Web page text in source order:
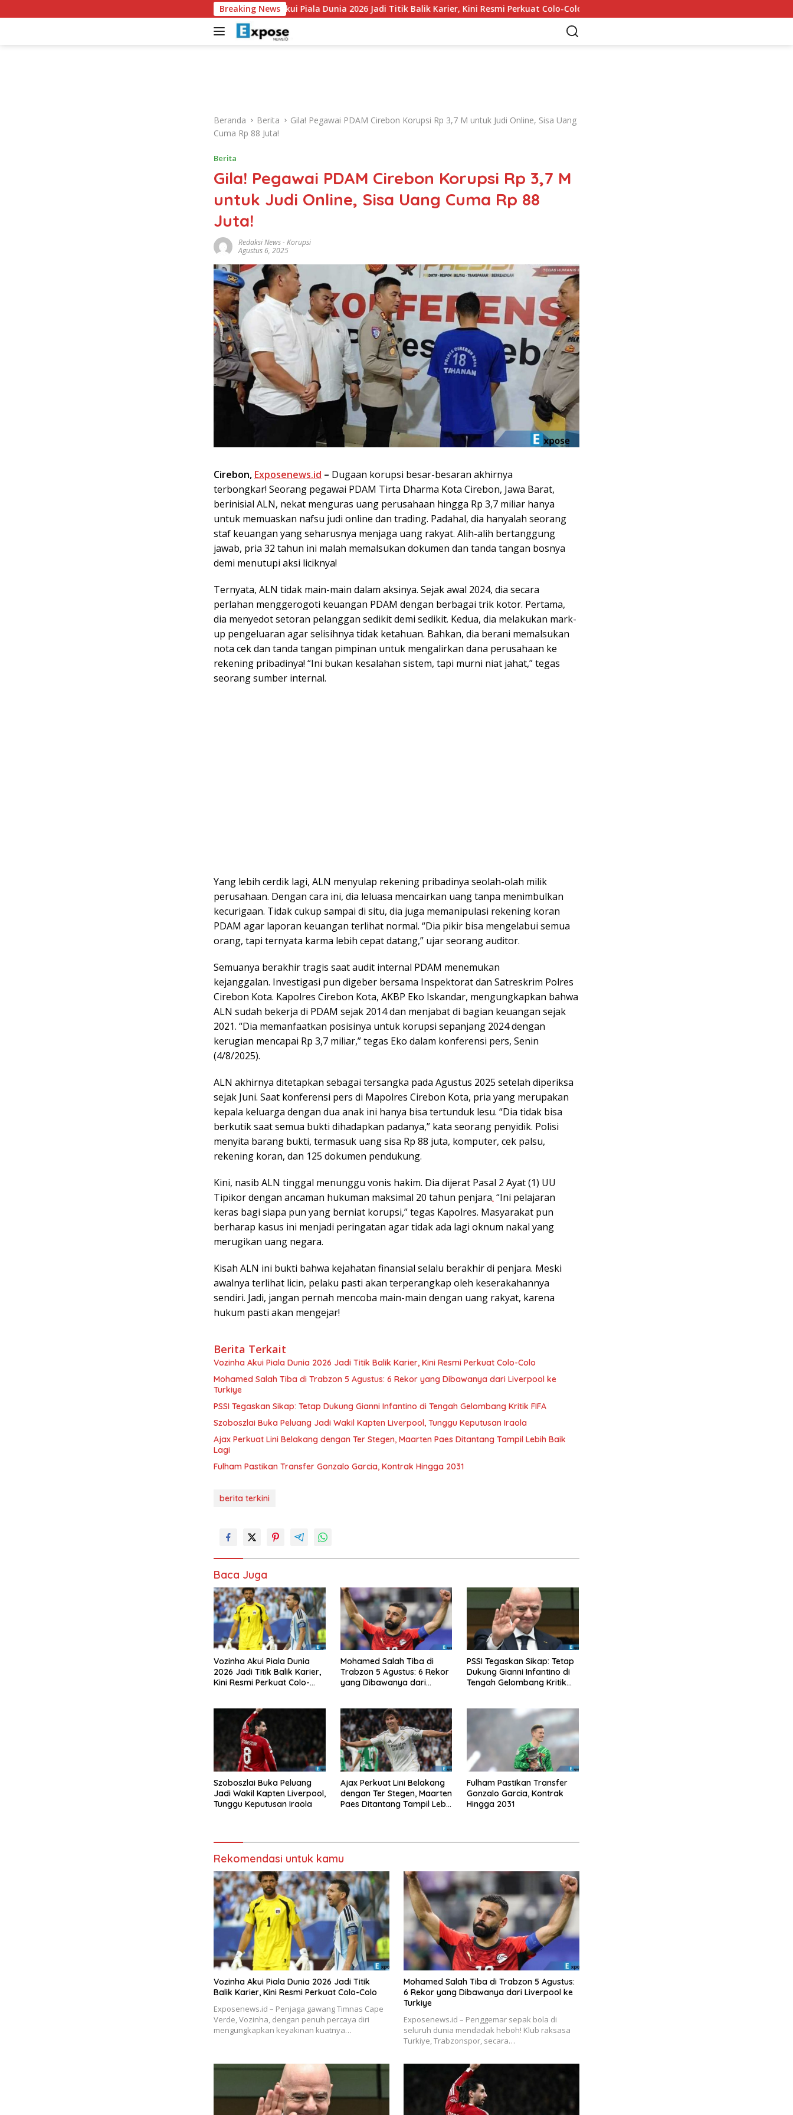
a
Breaking News
Vozinha Akui Piala Dunia 2026 Jadi Titik Balik Karier, Kini Resmi Perkuat Colo-Colo Mohamed Salah Tiba di Trabzon 5 Agustus: 6 Rekor yang
Beranda Berita
Gila! Pegawai PDAM Cirebon Korupsi Rp 3,7 M untuk Judi Online, Sisa Uang
Cuma Rp 88 Juta!
Berita
Gila! Pegawai PDAM Cirebon Korupsi Rp 3,7 M
untuk Judi Online, Sisa Uang Cuma Rp 88
Juta!
Redaksi News-Korupsi
Agustus 6, 2025
Cirebon, Exposenews.id – Dugaan korupsi besar-besaran akhirnya
terbongkar! Seorang pegawai PDAM Tirta Dharma Kota Cirebon, Jawa Barat,
berinisial ALN, nekat menguras uang perusahaan hingga Rp 3,7 miliar hanya
untuk memuaskan nafsu judi online dan trading. Padahal, dia hanyalah seorang
staf keuangan yang seharusnya menjaga uang rakyat. Alih-alih bertanggung
jawab, pria 32 tahun ini malah memalsukan dokumen dan tanda tangan bosnya
demi menutupi aksi liciknya!
Ternyata, ALN tidak main-main dalam aksinya. Sejak awal 2024, dia secara
perlahan menggerogoti keuangan PDAM dengan berbagai trik kotor. Pertama,
dia menyedot setoran pelanggan sedikit demi sedikit. Kedua, dia melakukan mark-
up pengeluaran agar selisihnya tidak ketahuan. Bahkan, dia berani memalsukan
nota cek dan tanda tangan pimpinan untuk mengalirkan dana perusahaan ke
rekening pribadinya! “Ini bukan kesalahan sistem, tapi murni niat jahat,” tegas
seorang sumber internal.
Yang lebih cerdik lagi, ALN menyulap rekening pribadinya seolah-olah milik
perusahaan. Dengan cara ini, dia leluasa mencairkan uang tanpa menimbulkan
kecurigaan. Tidak cukup sampai di situ, dia juga memanipulasi rekening koran
PDAM agar laporan keuangan terlihat normal. “Dia pikir bisa mengelabui semua
orang, tapi ternyata karma lebih cepat datang,” ujar seorang auditor.
Semuanya berakhir tragis saat audit internal PDAM menemukan
kejanggalan. Investigasi pun digeber bersama Inspektorat dan Satreskrim Polres
Cirebon Kota. Kapolres Cirebon Kota, AKBP Eko Iskandar, mengungkapkan bahwa
ALN sudah bekerja di PDAM sejak 2014 dan menjabat di bagian keuangan sejak
2021. “Dia memanfaatkan posisinya untuk korupsi sepanjang 2024 dengan
kerugian mencapai Rp 3,7 miliar,” tegas Eko dalam konferensi pers, Senin
(4/8/2025).
ALN akhirnya ditetapkan sebagai tersangka pada Agustus 2025 setelah diperiksa
sejak Juni. Saat konferensi pers di Mapolres Cirebon Kota, pria yang merupakan
kepala keluarga dengan dua anak ini hanya bisa tertunduk lesu. “Dia tidak bisa
berkutik saat semua bukti dihadapkan padanya,” kata seorang penyidik. Polisi
menyita barang bukti, termasuk uang sisa Rp 88 juta, komputer, cek palsu,
rekening koran, dan 125 dokumen pendukung.
Kini, nasib ALN tinggal menunggu vonis hakim. Dia dijerat Pasal 2 Ayat (1) UU
Tipikor dengan ancaman hukuman maksimal 20 tahun penjara. “Ini pelajaran
keras bagi siapa pun yang berniat korupsi,” tegas Kapolres. Masyarakat pun
berharap kasus ini menjadi peringatan agar tidak ada lagi oknum nakal yang
merugikan uang negara.
Kisah ALN ini bukti bahwa kejahatan finansial selalu berakhir di penjara. Meski
awalnya terlihat licin, pelaku pasti akan terperangkap oleh keserakahannya
sendiri. Jadi, jangan pernah mencoba main-main dengan uang rakyat, karena
hukum pasti akan mengejar!
Berita Terkait
Vozinha Akui Piala Dunia 2026 Jadi Titik Balik Karier, Kini Resmi Perkuat Colo-Colo
Mohamed Salah Tiba di Trabzon 5 Agustus: 6 Rekor yang Dibawanya dari Liverpool ke
Turkiye
PSSI Tegaskan Sikap: Tetap Dukung Gianni Infantino di Tengah Gelombang Kritik FIFA
Szoboszlai Buka Peluang Jadi Wakil Kapten Liverpool, Tunggu Keputusan Iraola
Ajax Perkuat Lini Belakang dengan Ter Stegen, Maarten Paes Ditantang Tampil Lebih Baik
Lagi
Fulham Pastikan Transfer Gonzalo Garcia, Kontrak Hingga 2031
berita terkini
Baca Juga
Vozinha Akui Piala Dunia
2026 Jadi Titik Balik Karier,
Kini Resmi Perkuat Colo-
Mohamed Salah Tiba di
Trabzon 5 Agustus: 6 Rekor
yang Dibawanya dari
PSSI Tegaskan Sikap: Tetap
Dukung Gianni Infantino di
Tengah Gelombang Kritik
Szoboszlai Buka Peluang
Jadi Wakil Kapten Liverpool,
Tunggu Keputusan Iraola
Ajax Perkuat Lini Belakang
dengan Ter Stegen, Maarten
Paes Ditantang Tampil Lebih
Fulham Pastikan Transfer
Gonzalo Garcia, Kontrak
Hingga 2031
Rekomendasi untuk kamu
Vozinha Akui Piala Dunia 2026 Jadi Titik
Balik Karier, Kini Resmi Perkuat Colo-Colo
Exposenews.id – Penjaga gawang Timnas Cape
Verde, Vozinha, dengan penuh percaya diri
mengungkapkan keyakinan kuatnya…
Mohamed Salah Tiba di Trabzon 5 Agustus:
6 Rekor yang Dibawanya dari Liverpool ke
Turkiye
Exposenews.id – Penggemar sepak bola di
seluruh dunia mendadak heboh! Klub raksasa
Turkiye, Trabzonspor, secara…